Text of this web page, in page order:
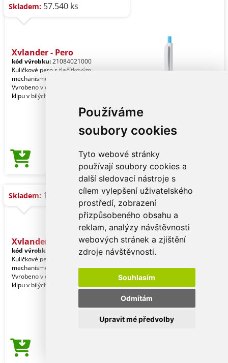
Používáme
soubory cookies
Tyto webové stránky
používají soubory cookies a
další sledovací nástroje s
cílem vylepšení uživatelského
prostředí, zobrazení
přizpůsobeného obsahu a
reklam, analýzy návštěvnosti
webových stránek a zjištění
zdroje návštěvnosti.
Souhlasím
Odmítám
Upravit mé předvolby
Skladem: 57.540 ks
Xylander - Pero
kód výrobku:21084021000
Kuličkové pero s tlačítkovým
mechanismem z odolného ABS plastu.
Vyrobeno v elegantní kombinaci těla a
klipu v bílých tón
Cena od 1,28 Kč
Skladem: 158.041 ks
Xylander - Pero
kód výrobku:
21084019000
Kuličkové pero s tlačítkovým
mechanismem z odolného ABS plastu.
Vyrobeno v elegantní kombinaci těla a
klipu v bílých tón